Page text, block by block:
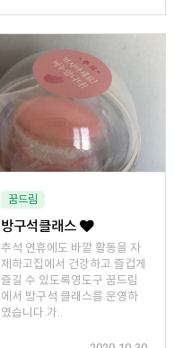
꿈드림
방구석클래스
추석 연휴에도 바깥 활동을 자
제하고집에서 건강하고 즐겁게
즐길 수 있도록영도구 꿈드림
에서 방구석 클래스를 운영하
였습니다.가..